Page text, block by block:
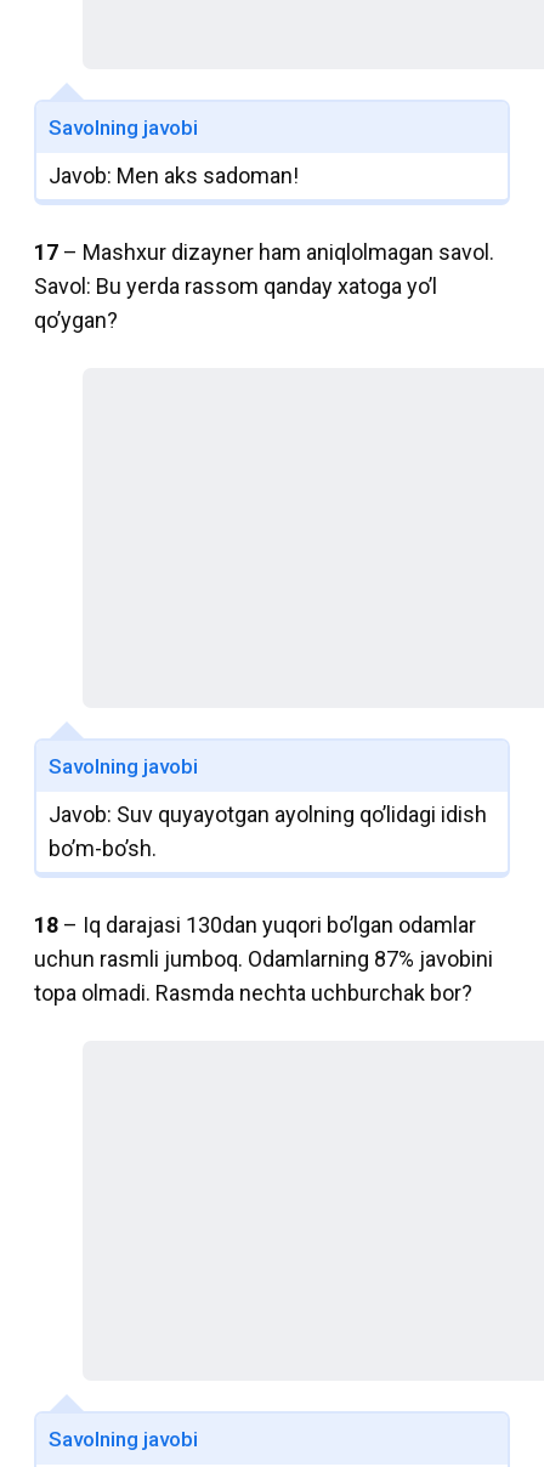
Savolning javobi
Javob: Men aks sadoman!
17 – Mashxur dizayner ham aniqlolmagan savol.
Savol: Bu yerda rassom qanday xatoga yo’l
qo’ygan?
Savolning javobi
Javob: Suv quyayotgan ayolning qo’lidagi idish
bo’m-bo’sh.
18 – Iq darajasi 130dan yuqori bo’lgan odamlar
uchun rasmli jumboq. Odamlarning 87% javobini
topa olmadi. Rasmda nechta uchburchak bor?
Savolning javobi